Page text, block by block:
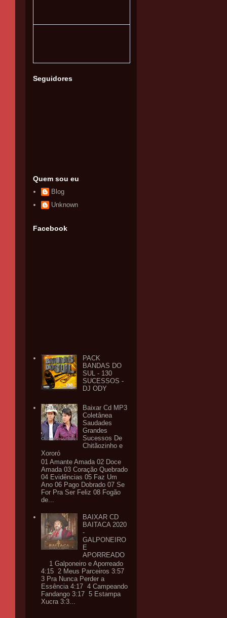
Seguidores
Quem sou eu
Blog
Unknown
Facebook
PACK
BANDAS DO
SUL - 130
SUCESSOS -
DJ ODY
Baixar Cd MP3
Coletânea
Saudades
Grandes
Sucessos De
Chitãozinho e
Xororó
01 Amante Amada 02 Doce
Amada 03 Coração Quebrado
04 Evidências 05 Faz Um
Ano 06 Pago Dobrado 07 Se
For Pra Ser Feliz 08 Fogão
de...
BAIXAR CD
BAITACA 2020
-
GALPONEIRO
E
APORREADO
1 Galponeiro e Aporreado
4:15 2 Meus Parceiros 3:57
3 Pra Nunca Perder a
Essência 4:17 4 Campeando
Fandango 3:17 5 Estampa
Xucra 3:3...